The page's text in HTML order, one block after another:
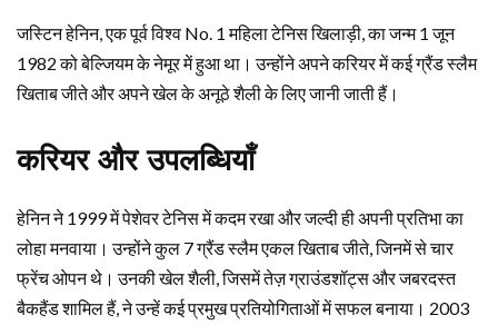
जस्टिन हेनिन, एक पूर्व विश्व No. 1 महिला टेनिस खिलाड़ी, का जन्म 1 जून
1982 को बेल्जियम के नेमूर में हुआ था। उन्होंने अपने करियर में कई ग्रैंड स्लैम
खिताब जीते और अपने खेल के अनूठे शैली के लिए जानी जाती हैं।
करियर और उपलब्धियाँ
हेनिन ने 1999 में पेशेवर टेनिस में कदम रखा और जल्दी ही अपनी प्रतिभा का
लोहा मनवाया। उन्होंने कुल 7 ग्रैंड स्लैम एकल खिताब जीते, जिनमें से चार
फ्रेंच ओपन थे। उनकी खेल शैली, जिसमें तेज़ ग्राउंडशॉट्स और जबरदस्त
बैकहैंड शामिल हैं, ने उन्हें कई प्रमुख प्रतियोगिताओं में सफल बनाया। 2003